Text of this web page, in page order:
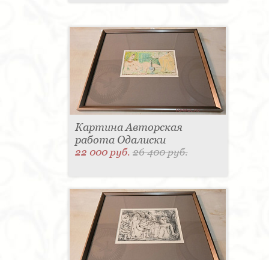
Картина Авторская
работа Одалиски
22 000 руб.26 400 руб.